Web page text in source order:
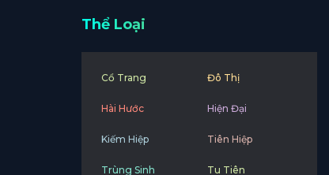
Thể Loại
Cổ Trang Đô Thị
Hài Hước Hiện Đại
Kiếm Hiệp Tiên Hiệp
Trùng Sinh Tu Tiên